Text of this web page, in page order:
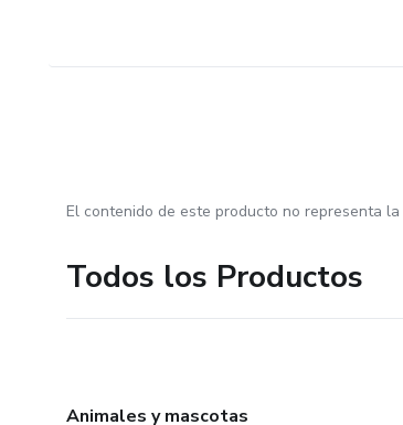
El contenido de este producto no representa
Todos los Productos
Animales y mascotas